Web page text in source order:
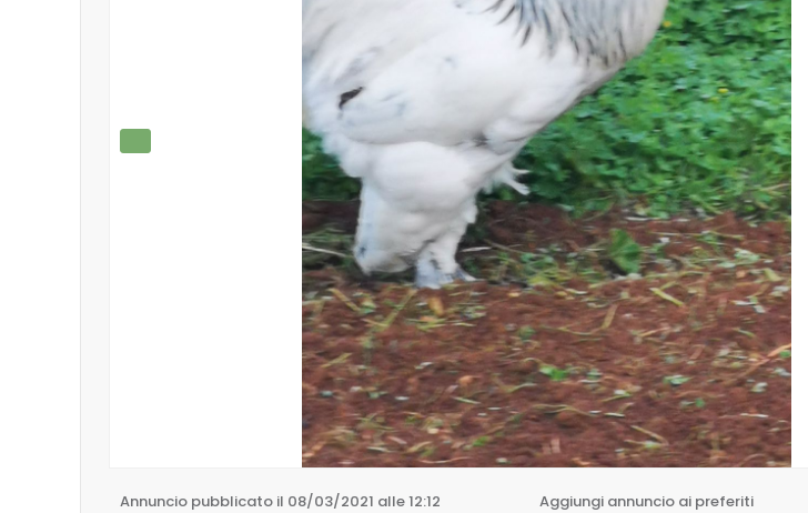
Annuncio pubblicato il 08/03/2021 alle 12:12 Aggiungi annuncio ai preferiti